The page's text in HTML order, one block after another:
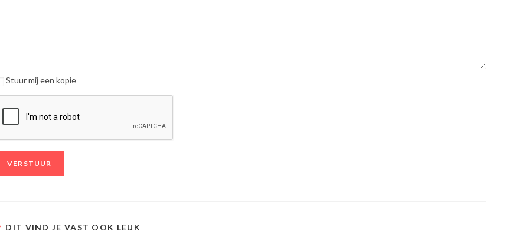
Stuur mij een kopie
DIT VIND JE VAST OOK LEUK